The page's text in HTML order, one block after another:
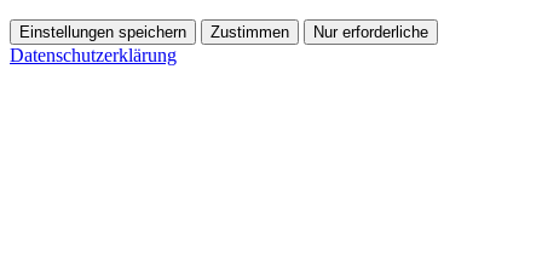
Einstellungen speichern Zustimmen Nur erforderliche
Datenschutzerklärung